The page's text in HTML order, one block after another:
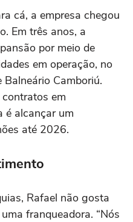
cá, a empresa chegou
Em três anos, a
por meio de
em operação, no
Balneário Camboriú.
em
é alcançar um
até 2026.
Rafael não gosta
franqueadora. “Nós